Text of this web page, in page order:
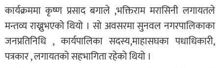
कार्यक्रममा कृष्ण प्रसाद बगाले ,भक्तिराम मरासिनी लगायतले
मन्तव्य राख्नुभएको थियो । सो अवसरमा सुनवल नगरपालिकाका
जनप्रतिनिधि , कार्यपालिका सदस्य,माहासघका पधाधिकारी,
पत्रकार , लगायतको सहभागिता रहेको थियो ।